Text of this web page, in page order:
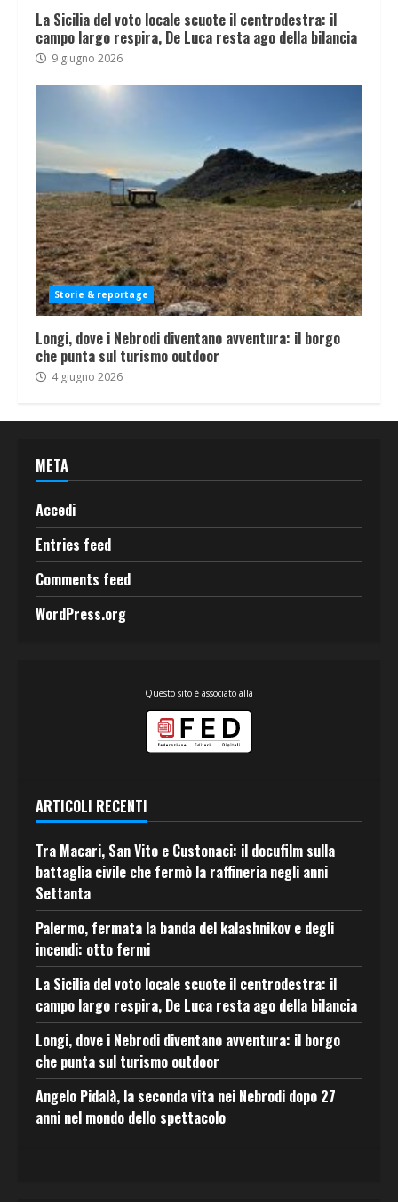
La Sicilia del voto locale scuote il centrodestra: il
campo largo respira, De Luca resta ago della bilancia
9 giugno 2026
Storie & reportage
Longi, dove i Nebrodi diventano avventura: il borgo
che punta sul turismo outdoor
4 giugno 2026
META
Accedi
Entries feed
Comments feed
WordPress.org
Questo sito è associato alla
ARTICOLI RECENTI
Tra Macari, San Vito e Custonaci: il docufilm sulla
battaglia civile che fermò la raffineria negli anni
Settanta
Palermo, fermata la banda del kalashnikov e degli
incendi: otto fermi
La Sicilia del voto locale scuote il centrodestra: il
campo largo respira, De Luca resta ago della bilancia
Longi, dove i Nebrodi diventano avventura: il borgo
che punta sul turismo outdoor
Angelo Pidalà, la seconda vita nei Nebrodi dopo 27
anni nel mondo dello spettacolo